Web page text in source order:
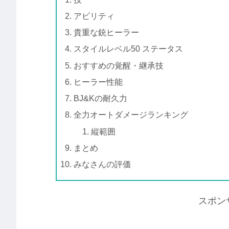
アビリティ
貴重な銃ヒーラー
スタイルレベル50 ステータス
おすすめの覚醒・継承技
ヒーラー性能
BJ&Kの耐久力
全力オートダメージランキング
縦範囲
まとめ
みなさんの評価
スポン